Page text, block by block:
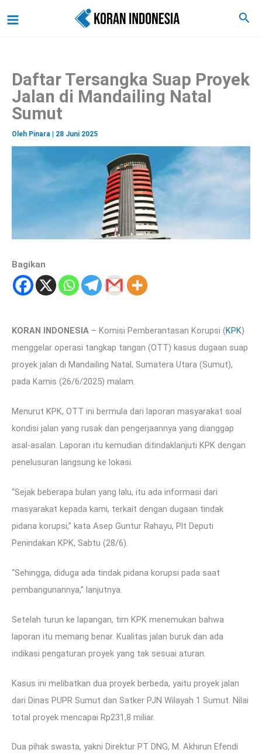
ke
Cari
Daftar Tersangka Suap Proyek
Jalan di Mandailing Natal
Sumut
Oleh Pinara 28 Juni 2025
Bagikan
KORAN INDONESIA – Komisi Pemberantasan Korupsi (KPK)
menggelar operasi tangkap tangan (OTT) kasus dugaan suap
proyek jalan di Mandailing Natal, Sumatera Utara (Sumut),
pada Kamis (26/6/2025) malam.
Menurut KPK, OTT ini bermula dari laporan masyarakat soal
kondisi jalan yang rusak dan pengerjaannya yang dianggap
asal-asalan. Laporan itu kemudian ditindaklanjuti KPK dengan
penelusuran langsung ke lokasi.
“Sejak beberapa bulan yang lalu, itu ada informasi dari
masyarakat kepada kami, terkait dengan dugaan tindak
pidana korupsi,” kata Asep Guntur Rahayu, Plt Deputi
Penindakan KPK, Sabtu (28/6).
“Sehingga, diduga ada tindak pidana korupsi pada saat
pembangunannya,” lanjutnya.
Setelah turun ke lapangan, tim KPK menemukan bahwa
laporan itu memang benar. Kualitas jalan buruk dan ada
indikasi pengaturan proyek yang tak sesuai aturan.
Kasus ini melibatkan dua proyek berbeda, yaitu proyek jalan
dari Dinas PUPR Sumut dan Satker PJN Wilayah 1 Sumut. Nilai
total proyek mencapai Rp231,8 miliar.
Dua pihak swasta, yakni Direktur PT DNG, M. Akhirun Efendi
a